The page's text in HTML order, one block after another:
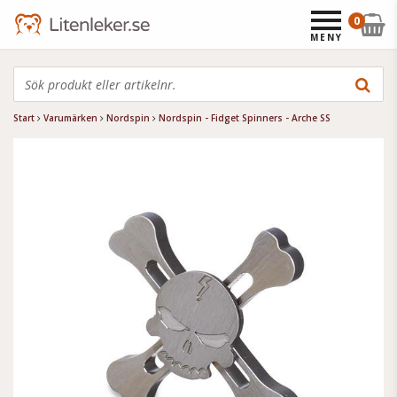
Start Varumärken Nordspin Nordspin - Fidget Spinners - Arche SS
0
MENY